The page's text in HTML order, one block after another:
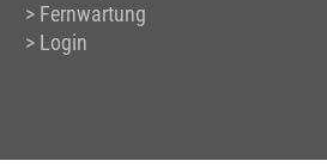
Fernwartung
Login